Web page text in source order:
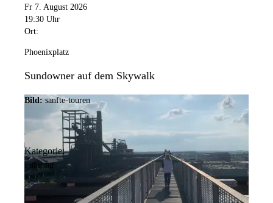
Fr 7. August 2026
19:30 Uhr
Ort:
Phoenixplatz
Sundowner auf dem Skywalk
Bild: sanfte-touren
Kategorie:
Führung